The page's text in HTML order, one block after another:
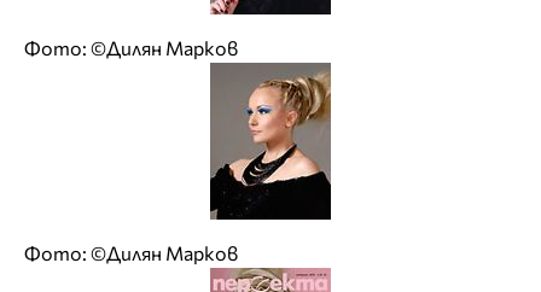
Фото: ©Дилян Марков
Фото: ©Дилян Марков